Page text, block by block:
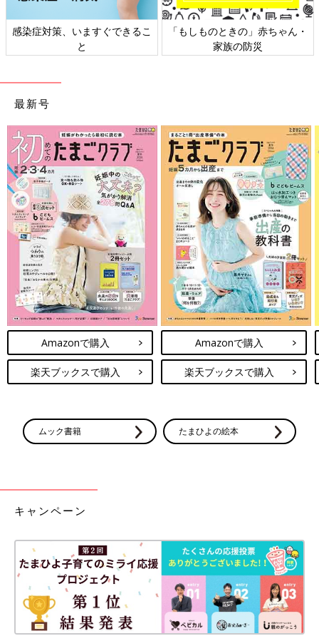
感染症対策、いますぐできるこ
と
「もしものときの」赤ちゃん・
家族の防災
最新号
Amazonで購入
楽天ブックスで購入
Amazonで購入
楽天ブックスで購入
ムック書籍 たまひよの絵本
キャンペーン